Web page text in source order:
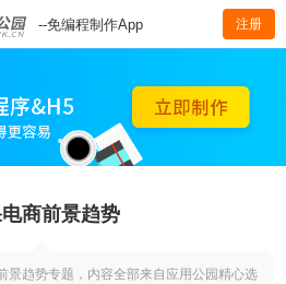
--免编程制作App 注册
商前景趋势
景趋势专题，内容全部来自应用公园精心选